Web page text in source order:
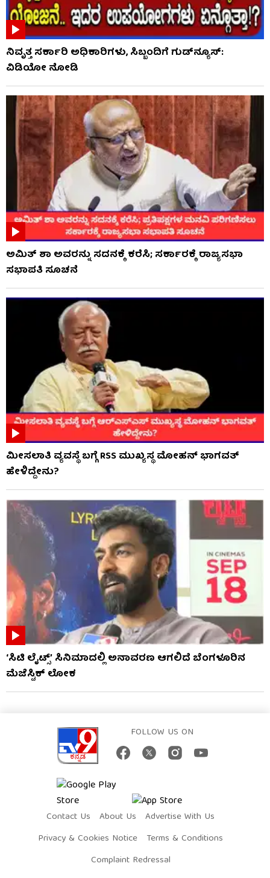
ನಿವೃತ್ತ ಸರ್ಕಾರಿ ಅಧಿಕಾರಿಗಳು, ಸಿಬ್ಬಂದಿಗೆ ಗುಡ್​ನ್ಯೂಸ್:
ವಿಡಿಯೋ ನೋಡಿ
ಅಮಿತ್ ಶಾ ಅವರನ್ನು ಸದನಕ್ಕೆ ಕರೆಸಿ; ಸರ್ಕಾರಕ್ಕೆ ರಾಜ್ಯಸಭಾ
ಸಭಾಪತಿ ಸೂಚನೆ
ಮೀಸಲಾತಿ ವ್ಯವಸ್ಥೆ ಬಗ್ಗೆ RSS​ ಮುಖ್ಯಸ್ಥ ಮೋಹನ್ ಭಾಗವತ್
ಹೇಳಿದ್ದೇನು?
‘ಸಿಟಿ ಲೈಟ್ಸ್’ ಸಿನಿಮಾದಲ್ಲಿ ಅನಾವರಣ ಆಗಲಿದೆ ಬೆಂಗಳೂರಿನ
ಮೆಜೆಸ್ಟಿಕ್ ಲೋಕ
FOLLOW US ON
Contact Us About Us
Advertise With Us
Privacy & Cookies Notice
Terms & Conditions
Complaint Redressal